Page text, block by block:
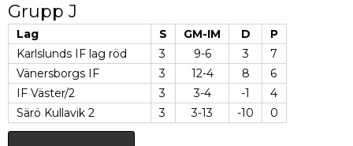
Grupp J
Lag S GM-IM D
P
Karlslunds IF lag röd
3 9-6 3
7
Vänersborgs IF
3 12-4 8
6
IF Väster/2
3 3-4 -1
4
Särö Kullavik 2
3 3-13 -10 0